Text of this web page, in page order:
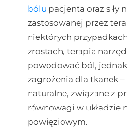
bólu pacjenta oraz siły
zastosowanej przez
niektórych
zrostach, terapia
powodować ból,
zagrożenia dla tkanek
naturalne, związane z
równowagi w układzie
powięziowym.